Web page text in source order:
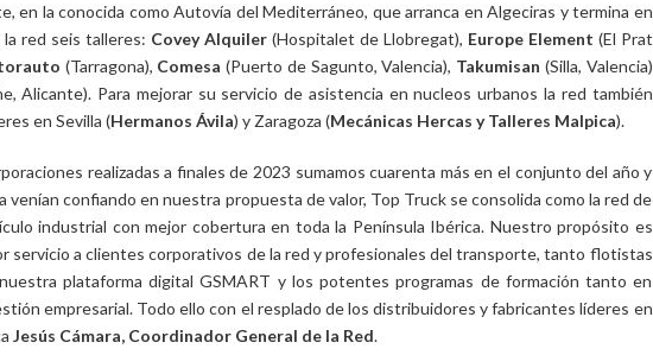
en la conocida como Autovía del Mediterráneo, que arranca en Algeciras y termina en
la red seis talleres: Covey Alquiler(Hospitalet de Llobregat), Europe Element (El Prat
(Tarragona), Comesa (Puerto de Sagunto, Valencia), Takumisan (Silla, Valencia)
Alicante). Para mejorar su servicio de asistencia en nucleos urbanos la red también
en Sevilla (Hermanos Ávila) y Zaragoza (Mecánicas Hercas y Talleres Malpica).
realizadas a finales de 2023 sumamos cuarenta más en el conjunto del año y
venían confiando en nuestra propuesta de valor, Top Truck se consolida como la red de
industrial con mejor cobertura en toda la Península Ibérica. Nuestro propósito es
servicio a clientes corporativos de la red y profesionales del transporte, tanto flotistas
plataforma digital GSMART y los potentes programas de formación tanto en
empresarial. Todo ello con el resplado de los distribuidores y fabricantes líderes en
Jesús Cámara, Coordinador General de la Red.